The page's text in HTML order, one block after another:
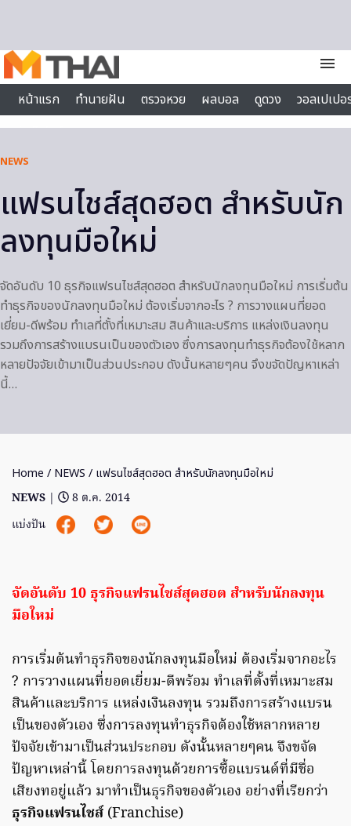
menu
หน้าแรก
ทำนายฝัน ตรวจหวย ผลบอล ดูดวง
วอลเปเป
ไลฟ์สไตล์
NEWS
แฟรนไชส์สุดฮอต สำหรับนัก
ลงทุนมือใหม่
จัดอันดับ 10 ธุรกิจแฟรนไชส์สุดฮอต สำหรับนักลงทุนมือใหม่ การเริ่มต้น
ทำธุรกิจของนักลงทุนมือใหม่ ต้องเริ่มจากอะไร ? การวางแผนที่ยอด
เยี่ยม-ดีพร้อม ทำเลที่ตั้งที่เหมาะสม สินค้าและบริการ แหล่งเงินลงทุน
รวมถึงการสร้างแบรนเป็นของตัวเอง ซึ่งการลงทุนทำธุรกิจต้องใช้หลาก
หลายปัจจัยเข้ามาเป็นส่วนประกอบ ดังนั้นหลายๆคน จึงขจัดปัญหาเหล่า
นี้…
Home / NEWS / แฟรนไชส์สุดฮอต สำหรับนักลงทุนมือใหม่
NEWS |
8 ต.ค. 2014
แบ่งปัน
จัดอันดับ 10 ธุรกิจแฟรนไชส์สุดฮอต สำหรับนักลงทุน
มือใหม่
การเริ่มต้นทำธุรกิจของนักลงทุนมือใหม่ ต้องเริ่มจากอะไร
? การวางแผนที่ยอดเยี่ยม-ดีพร้อม ทำเลที่ตั้งที่เหมาะสม
สินค้าและบริการ แหล่งเงินลงทุน รวมถึงการสร้างแบรน
เป็นของตัวเอง ซึ่งการลงทุนทำธุรกิจต้องใช้หลากหลาย
ปัจจัยเข้ามาเป็นส่วนประกอบ ดังนั้นหลายๆคน จึงขจัด
ปัญหาเหล่านี้ โดยการลงทุนด้วยการซื้อแบรนด์ที่มีชื่อ
เสียงทอยู่แล้ว มาทำเป็นธุรกิจของตัวเอง อย่างที่เรียกว่า
ธุรกิจแฟรนไชส์ (Franchise)